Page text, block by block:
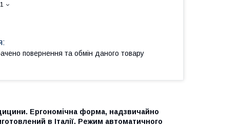
повернення та обмін даного товару
Ергономічна форма, надзвичайно
в Італії. Режим автоматичного